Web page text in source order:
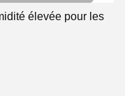
élevée pour les